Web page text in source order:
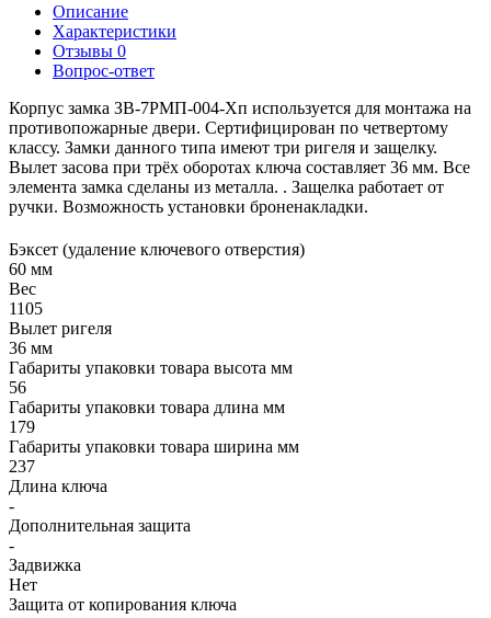
Описание
Характеристики
Отзывы 0
Вопрос-ответ
Корпус замка ЗВ-7РМП-004-Хп используется для монтажа на
противопожарные двери. Сертифицирован по четвертому
классу. Замки данного типа имеют три ригеля и защелку.
Вылет засова при трёх оборотах ключа составляет 36 мм. Все
элемента замка сделаны из металла. . Защелка работает от
ручки. Возможность установки броненакладки.
Бэксет (удаление ключевого отверстия)
60 мм
Вес
1105
Вылет ригеля
36 мм
Габариты упаковки товара высота мм
56
Габариты упаковки товара длина мм
179
Габариты упаковки товара ширина мм
237
Длина ключа
-
Дополнительная защита
-
Задвижка
Нет
Защита от копирования ключа